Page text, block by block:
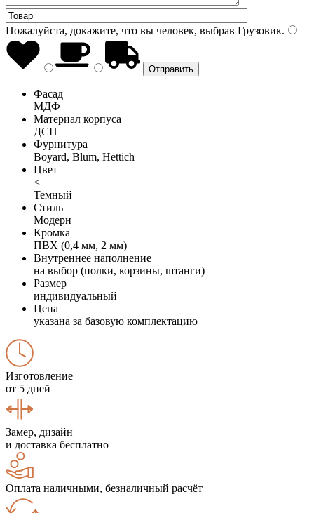
Пожалуйста, докажите, что вы человек, выбрав Грузовик.
Фасад
МДФ
Материал корпуса
ДСП
Фурнитура
Boyard, Blum, Hettich
Цвет
<
Темный
Стиль
Модерн
Кромка
ПВХ (0,4 мм, 2 мм)
Внутреннее наполнение
на выбор (полки, корзины, штанги)
Размер
индивидуальный
Цена
указана за базовую комплектацию
Изготовление
от 5 дней
Замер, дизайн
и доставка бесплатно
Оплата наличными, безналичный расчёт